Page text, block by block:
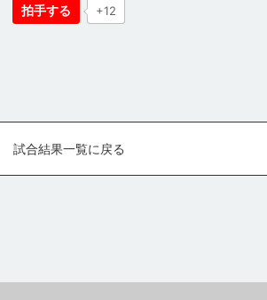
拍手する +12
試合結果一覧に戻る